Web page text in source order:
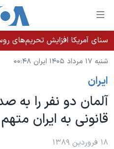
لینکهای
قابل
دسترسی
جهش
محتوای
اصلی
جهش
به
صفحه
خانه
نسخه سبک وب‌سایت
موضوع ها
ایران
آمریکا
جهان
برنامه های تلویزیونی
جدول برنامه ها
صفحه‌های ویژه
شنبه ۱۷ مرداد ۱۴۰۵ ایران ۰۰:۴۸
ايران
آلمان دو نفر را به
قانونی به ایران
۱۸ فروردین ۱۳۸۹